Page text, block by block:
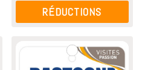
RÉDUCTIONS